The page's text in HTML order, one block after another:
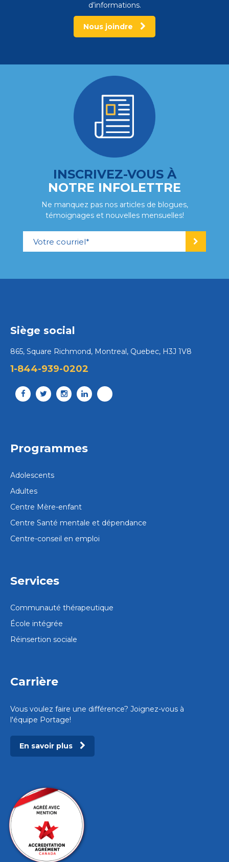
d’informations.
Nous joindre
INSCRIVEZ-VOUS À
NOTRE INFOLETTRE
Ne manquez pas nos articles de blogues,
témoignages et nouvelles mensuelles!
Siège social
865, Square Richmond, Montreal, Quebec, H3J 1V8
1-844-939-0202
Programmes
Adolescents
Adultes
Centre Mère-enfant
Centre Santé mentale et dépendance
Centre-conseil en emploi
Services
Communauté thérapeutique
École intégrée
Réinsertion sociale
Carrière
Vous voulez faire une différence? Joignez-vous à
l'équipe Portage!
En savoir plus